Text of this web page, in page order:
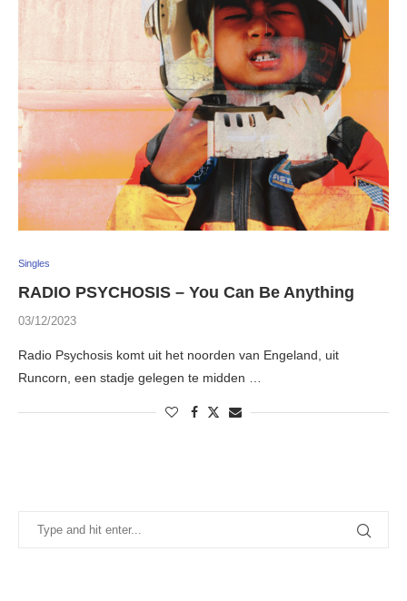
Singles
RADIO PSYCHOSIS – You Can Be Anything
03/12/2023
Radio Psychosis komt uit het noorden van Engeland, uit
Runcorn, een stadje gelegen te midden …